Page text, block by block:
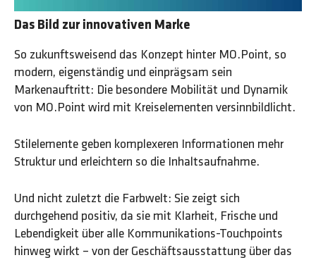
Das Bild zur innovativen Marke
So zukunftsweisend das Konzept hinter MO.Point, so
modern, eigenständig und einprägsam sein
Markenauftritt: Die besondere Mobilität und Dynamik
von MO.Point wird mit Kreiselementen versinnbildlicht.
Stilelemente geben komplexeren Informationen mehr
Struktur und erleichtern so die Inhaltsaufnahme.
Und nicht zuletzt die Farbwelt: Sie zeigt sich
durchgehend positiv, da sie mit Klarheit, Frische und
Lebendigkeit über alle Kommunikations-Touchpoints
hinweg wirkt – von der Geschäftsausstattung über das